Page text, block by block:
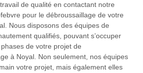
de qualité en contactant notre
pour le débroussaillage de votre
Nous disposons des équipes de
qualifiés, pouvant s’occuper
de votre projet de
à Noyal. Non seulement, nos équipes
votre projet, mais également elles